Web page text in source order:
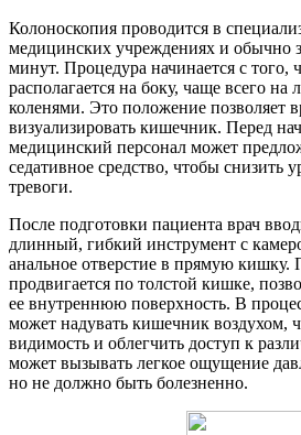
Колоноскопия проводится в
медицинских учреждениях и обычно
минут. Процедура начинается с того,
располагается на боку, чаще всего на
коленями. Это положение позволяет
визуализировать кишечник. Перед
медицинский персонал может
седативное средство, чтобы снизить
тревоги.
После подготовки пациента врач
длинный, гибкий инструмент с
анальное отверстие в прямую кишку.
продвигается по толстой кишке,
ее внутреннюю поверхность. В
может надувать кишечник воздухом,
видимость и облегчить доступ к
может вызывать легкое ощущение
но не должно быть болезненно.